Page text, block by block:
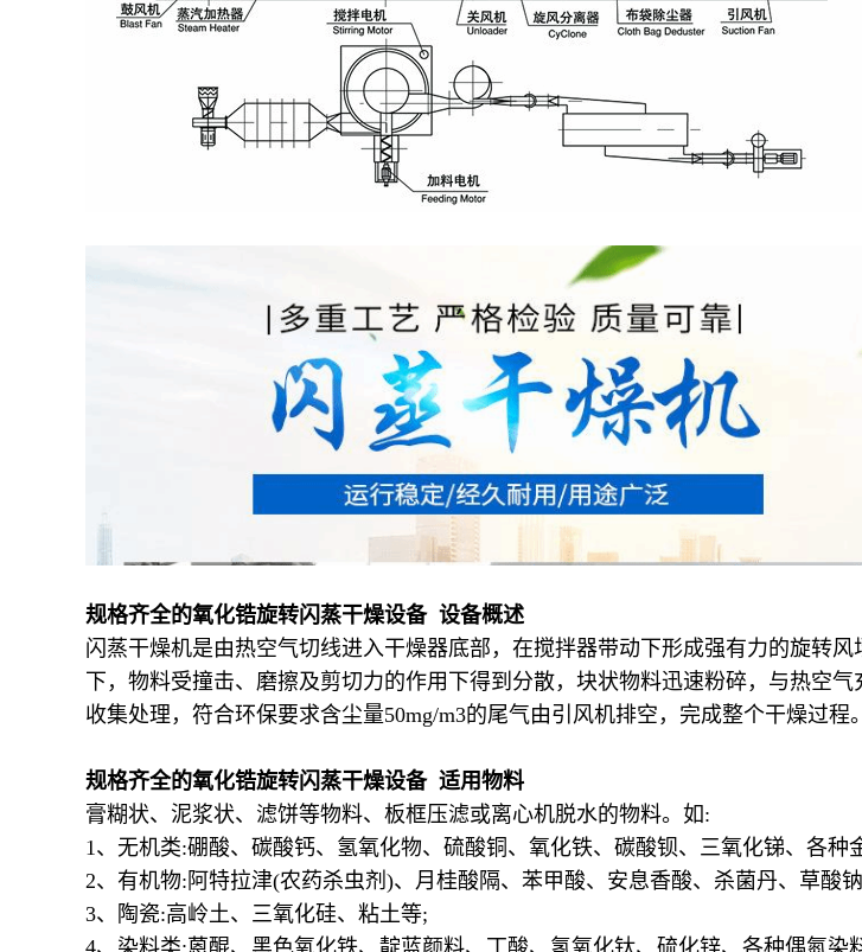
规格齐全的氧化锆旋转闪蒸干燥设备 设备概述
闪蒸干燥机是由热空气切线进入干燥器底部，在搅拌器带动下形成强有力的旋转
下，物料受撞击、磨擦及剪切力的作用下得到分散，块状物料迅速粉碎，与热空
收集处理，符合环保要求含尘量50mg/m3的尾气由引风机排空，完成整个干燥过程。
规格齐全的氧化锆旋转闪蒸干燥设备 适用物料
膏糊状、泥浆状、滤饼等物料、板框压滤或离心机脱水的物料。如:
1、无机类:硼酸、碳酸钙、氢氧化物、硫酸铜、氧化铁、碳酸钡、三氧化锑、各
2、有机物:阿特拉津(农药杀虫剂)、月桂酸隔、苯甲酸、安息香酸、杀菌丹、草酸
3、陶瓷:高岭土、三氧化硅、粘土等;
4、染料类:蒽醌、黑色氧化铁、靛蓝颜料、丁酸、氢氧化钛、硫化锌、各种偶氮染